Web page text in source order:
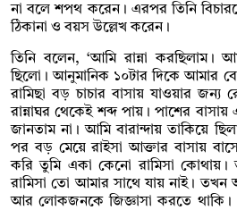
না বলে শপথ করেন। এরপর তিনি
ঠিকানা ও বয়স উল্লেখ করেন।
তিনি বলেন, ‘আমি রান্না করছিলাম।
ছিলো। আনুমানিক ১০টার দিকে আমার
রামিছা বড় চাচার বাসায় যাওয়ার
রান্নাঘর থেকেই শব্দ পায়। পাশের
জানতাম না। আমি বারান্দায় তাকিয়ে
পর বড় মেয়ে রাইসা আক্তার বাসায়
করি তুমি একা কেনো রামিসা
রামিসা তো আমার সাথে যায় নাই।
আর লোকজনকে জিজ্ঞাসা করতে থাকি।